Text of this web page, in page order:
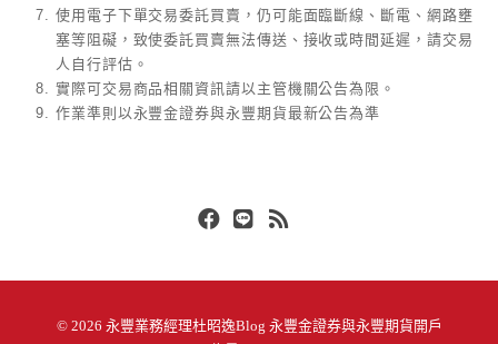
使用電子下單交易委託買賣，仍可能面臨斷線、斷電、網路壅
塞等阻礙，致使委託買賣無法傳送、接收或時間延遲，請交易
人自行評估。
實際可交易商品相關資訊請以主管機關公告為限。
作業準則以永豐金證券與永豐期貨最新公告為準
© 2026 永豐業務經理杜昭逸Blog 永豐金證券與永豐期貨開戶